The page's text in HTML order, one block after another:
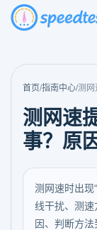
首页/指南中心/测网
测网速
事？原
测网速时出现
线干扰、测
因、判断方